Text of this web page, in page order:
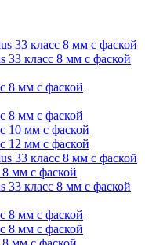
33 класс 8 мм с фаской
33 класс 8 мм с фаской
8 мм с фаской
8 мм с фаской
10 мм с фаской
12 мм с фаской
33 класс 8 мм с фаской
8 мм с фаской
33 класс 8 мм с фаской
8 мм с фаской
8 мм с фаской